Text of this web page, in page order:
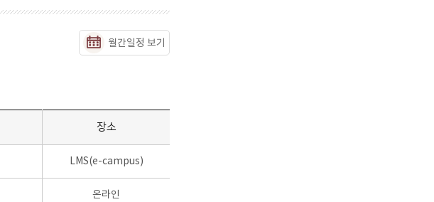
월간일정 보기
장소
LMS(e-campus)
온라인